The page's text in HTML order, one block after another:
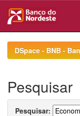
navigationDSpace - BNB -
Pesquisar
Pesquisar: